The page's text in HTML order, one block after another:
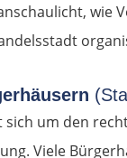
wie
um den
Viele